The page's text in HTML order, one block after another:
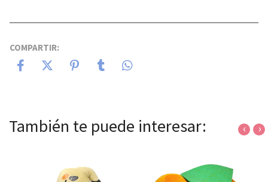
COMPARTIR:
También te puede interesar: ‹ ›